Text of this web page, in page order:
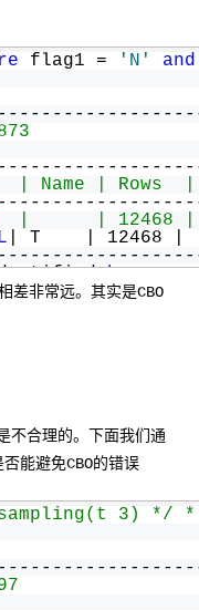
flag1 = 'N' and
| Rows  |
|      |
| T    | 12468 |
by
差非常远。其实是CBO
不合理的。下面我们通
能避免CBO的错误
3)